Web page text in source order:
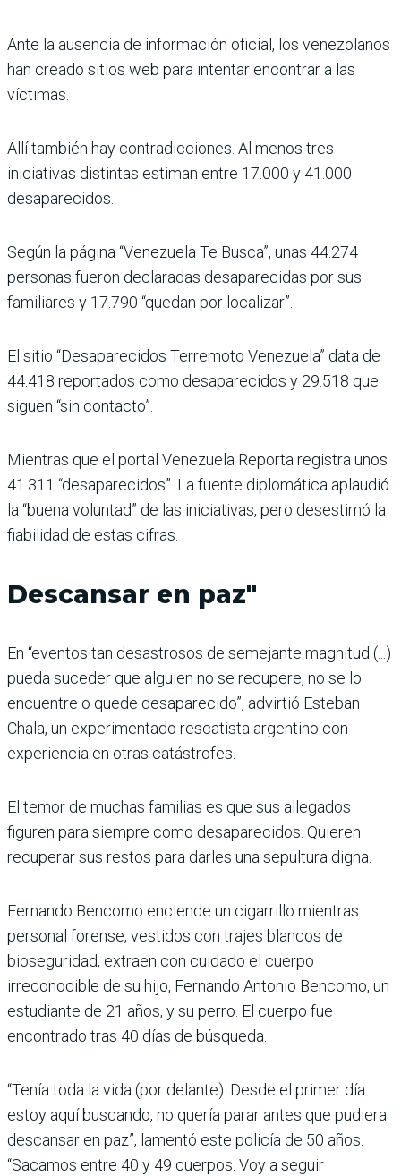
Ante la ausencia de información oficial, los venezolanos
han creado sitios web para intentar encontrar a las
víctimas.
Allí también hay contradicciones. Al menos tres
iniciativas distintas estiman entre 17.000 y 41.000
desaparecidos.
Según la página “Venezuela Te Busca”, unas 44.274
personas fueron declaradas desaparecidas por sus
familiares y 17.790 “quedan por localizar”.
El sitio “Desaparecidos Terremoto Venezuela” data de
44.418 reportados como desaparecidos y 29.518 que
siguen “sin contacto”.
Mientras que el portal Venezuela Reporta registra unos
41.311 “desaparecidos”. La fuente diplomática aplaudió
la “buena voluntad” de las iniciativas, pero desestimó la
fiabilidad de estas cifras.
Descansar en paz"
En “eventos tan desastrosos de semejante magnitud (...)
pueda suceder que alguien no se recupere, no se lo
encuentre o quede desaparecido”, advirtió Esteban
Chala, un experimentado rescatista argentino con
experiencia en otras catástrofes.
El temor de muchas familias es que sus allegados
figuren para siempre como desaparecidos. Quieren
recuperar sus restos para darles una sepultura digna.
Fernando Bencomo enciende un cigarrillo mientras
personal forense, vestidos con trajes blancos de
bioseguridad, extraen con cuidado el cuerpo
irreconocible de su hijo, Fernando Antonio Bencomo, un
estudiante de 21 años, y su perro. El cuerpo fue
encontrado tras 40 días de búsqueda.
“Tenía toda la vida (por delante). Desde el primer día
estoy aquí buscando, no quería parar antes que pudiera
descansar en paz”, lamentó este policía de 50 años.
“Sacamos entre 40 y 49 cuerpos. Voy a seguir